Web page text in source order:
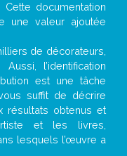
documentation
une valeur ajoutée
de décorateurs,
. Aussi, l’identification
est une tâche
suffit de décrire
résultats obtenus et
et les livres,
lesquels l’œuvre a